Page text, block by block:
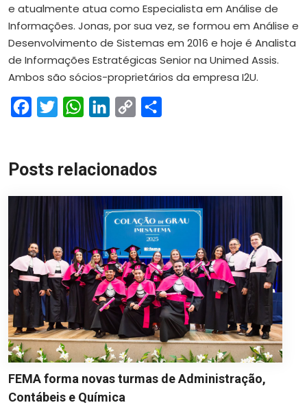
e atualmente atua como Especialista em Análise de
Informações. Jonas, por sua vez, se formou em Análise e
Desenvolvimento de Sistemas em 2016 e hoje é Analista
de Informações Estratégicas Senior na Unimed Assis.
Ambos são sócios-proprietários da empresa I2U.
FacebookTwitterWhatsAppLinkedIn
Copy
Posts relacionados
FEMA forma novas turmas de Administração,
Contábeis e Química